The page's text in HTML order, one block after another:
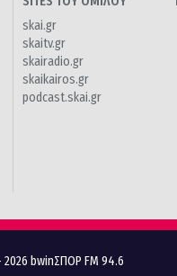
skai.gr
skaitv.gr
skairadio.gr
skaikairos.gr
podcast.skai.gr
2026 bwinΣΠΟΡ FM 94.6